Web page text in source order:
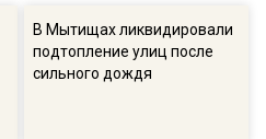
В Мытищах ликвидировали
подтопление улиц после
сильного дождя